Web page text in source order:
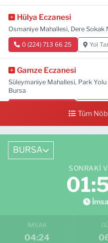
Hülya Eczanesi
Osmaniye Mahallesi, Dere Sokak
0 (224) 713 66 25 Yol
Gamze Eczanesi
Süleymaniye Mahallesi, Park
Bursa
Tüm
BURSA
SONRAKI
İMSAK
04:24